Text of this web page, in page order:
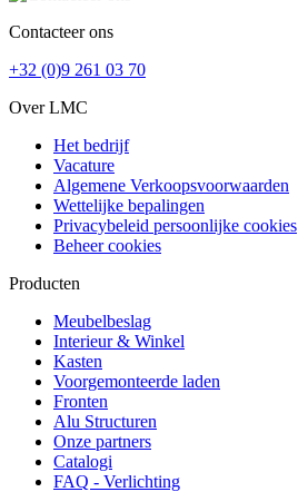
Contacteer ons
+32 (0)9 261 03 70
Over LMC
Het bedrijf
Vacature
Algemene Verkoopsvoorwaarden
Wettelijke bepalingen
Privacybeleid persoonlijke cookies
Beheer cookies
Producten
Meubelbeslag
Interieur & Winkel
Kasten
Voorgemonteerde laden
Fronten
Alu Structuren
Onze partners
Catalogi
FAQ - Verlichting